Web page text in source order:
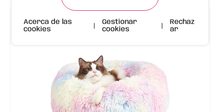
Acerca de las
cookies
Gestionar
cookies
Rechaz
ar